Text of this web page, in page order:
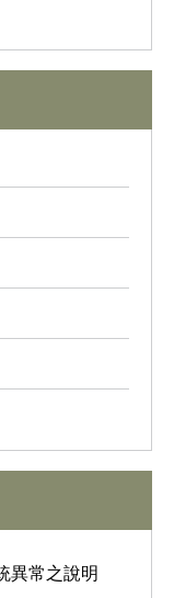
異常之說明